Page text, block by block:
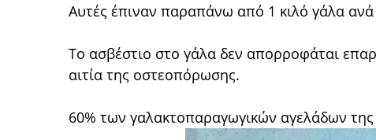
Αυτές έπιναν παραπάνω από 1 κιλό γάλα
Το ασβέστιο στο γάλα δεν απορροφάται
αιτία της οστεοπόρωσης.
60% των γαλακτοπαραγωγικών αγελάδων της